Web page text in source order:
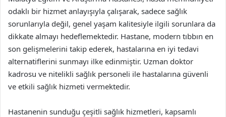
odaklı bir hizmet anlayışıyla çalışarak, sadece sağlık
sorunlarıyla değil, genel yaşam kalitesiyle ilgili sorunlara da
dikkate almayı hedeflemektedir. Hastane, modern tıbbın en
son gelişmelerini takip ederek, hastalarına en iyi tedavi
alternatiflerini sunmayı ilke edinmiştir. Uzman doktor
kadrosu ve nitelikli sağlık personeli ile hastalarına güvenli
ve etkili sağlık hizmeti vermektedir.
Hastanenin sunduğu çeşitli sağlık hizmetleri, kapsamlı